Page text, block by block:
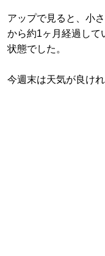
アップで見ると、小
から約1ヶ月経過して
状態でした。
今週末は天気が良け